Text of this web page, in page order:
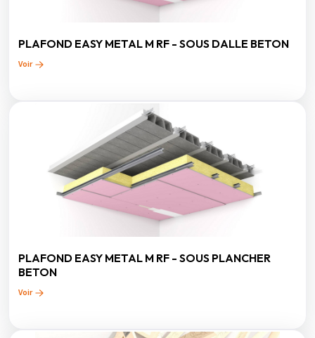
PLAFOND EASY METAL M RF - SOUS DALLE BETON
Voir
PLAFOND EASY METAL M RF - SOUS PLANCHER
BETON
Voir